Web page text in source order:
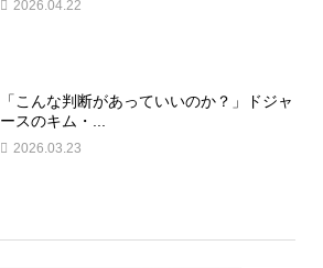
2026.04.22
「こんな判断があっていいのか？」ドジャ
ースのキム・...
2026.03.23